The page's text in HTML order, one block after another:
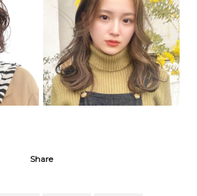
Share